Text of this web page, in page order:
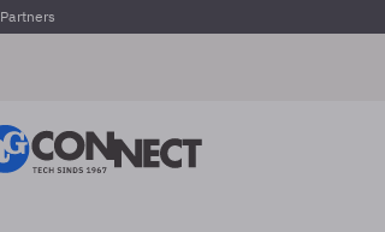
Partners